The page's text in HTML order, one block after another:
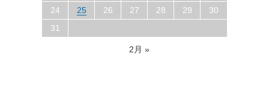
24
25 26 27 28 29
30
31
2月 »